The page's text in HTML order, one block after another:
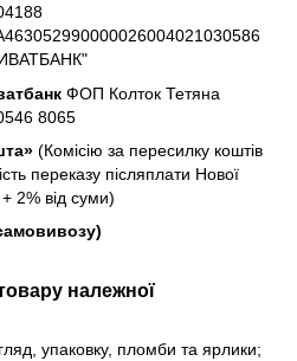
ФОП Колток Тетяна
8065
(Комісію за пересилку коштів
переказу післяплати Нової
2% від суми)
належної
упаковку, пломби та ярлики;